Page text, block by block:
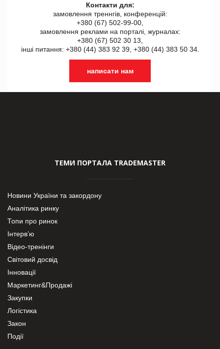
Контакти для:
замовлення треннгів, конференцій:
+380 (67) 502-99-00,
замовлення реклами на порталі, журналах:
+380 (67) 502 30 13,
інші питання: +380 (44) 383 92 39, +380 (44) 383 50 34.
написати нам
ТЕМИ ПОРТАЛА TRADEMASTER
Новини України та закордону
Аналітика ринку
Топи про ринок
Інтерв’ю
Відео-тренінги
Світовий досвід
Інновації
Маркетинг&Продажі
Закупки
Логістика
Закон
Події